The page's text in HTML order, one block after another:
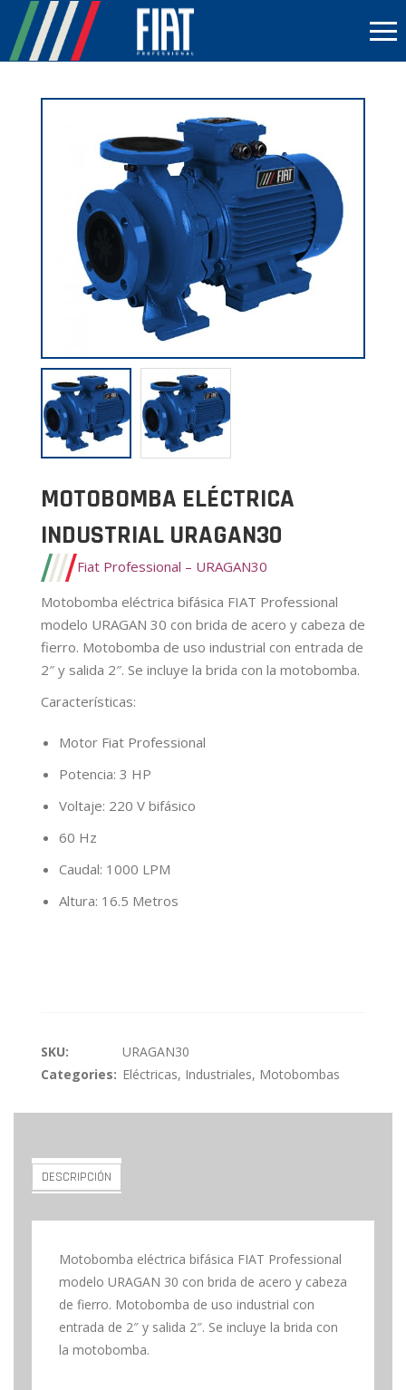
MOTOBOMBA ELÉCTRICA
INDUSTRIAL URAGAN30
Fiat Professional – URAGAN30
Motobomba eléctrica bifásica FIAT Professional
modelo URAGAN 30 con brida de acero y cabeza de
fierro. Motobomba de uso industrial con entrada de
2″ y salida 2″. Se incluye la brida con la motobomba.
Características:
Motor Fiat Professional
Potencia: 3 HP
Voltaje: 220 V bifásico
60 Hz
Caudal: 1000 LPM
Altura: 16.5 Metros
SKU:
URAGAN30
Categories: Eléctricas, Industriales, Motobombas
DESCRIPCIÓN
Motobomba eléctrica bifásica FIAT Professional
modelo URAGAN 30 con brida de acero y cabeza
de fierro. Motobomba de uso industrial con
entrada de 2″ y salida 2″. Se incluye la brida con
la motobomba.